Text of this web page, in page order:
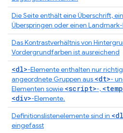
Die Seite enthält eine Überschrift,
Überspringen oder einen
Das Kontrastverhältnis von
Vordergrundfarben ist ausreichend
<dl>-Elemente enthalten nur richtig
angeordnete Gruppen aus <dt>-
Elementen sowie <script>-,
<div>-Elemente.
Definitionslistenelemente sind in
eingefasst